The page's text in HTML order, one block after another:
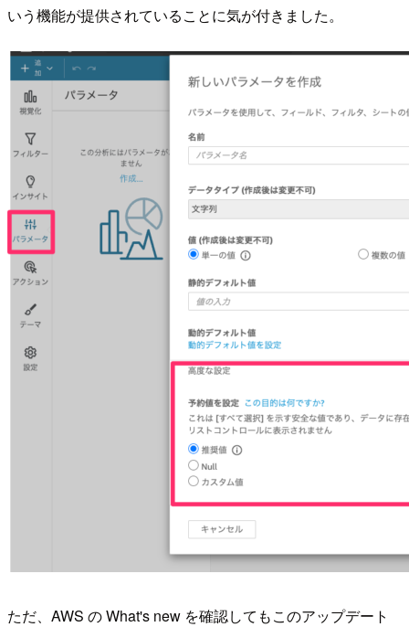
いう機能が提供されていることに気が付きました。
ただ、AWS の What's new を確認してもこのアップデート